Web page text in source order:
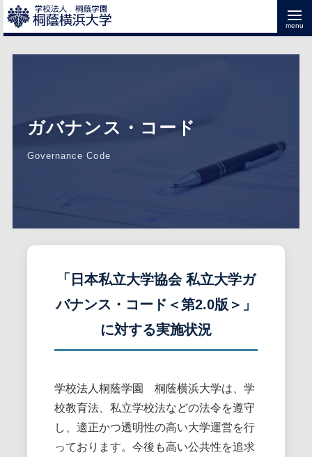
ガバナンス・コード
Governance Code
「日本私立大学協会 私立大学ガ
バナンス・コード＜第2.0版＞」
に対する実施状況
学校法人桐蔭学園 桐蔭横浜大学は、学
校教育法、私立学校法などの法令を遵守
し、適正かつ透明性の高い大学運営を行
っております。今後も高い公共性を追求